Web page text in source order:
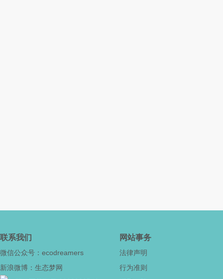
联系我们
微信公众号：ecodreamers
新浪微博：生态梦网
网站事务
法律声明
行为准则